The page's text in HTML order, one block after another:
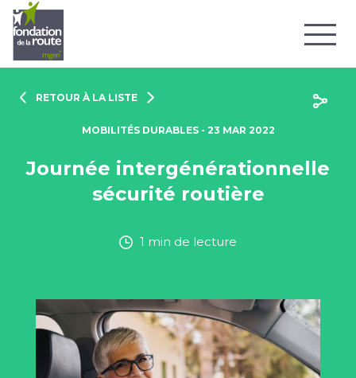
RETOUR À LA LISTE
MOBILITÉS DURABLES - 23 MAR 2022
Journée intergénérationnelle
sécurité routière
1 min de lecture